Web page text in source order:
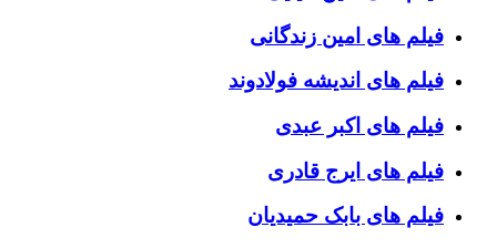
فیلم های امین زندگانی
فیلم های اندیشه فولادوند
فیلم های اکبر عبدی
فیلم های ایرج قادری
فیلم های بابک حمیدیان